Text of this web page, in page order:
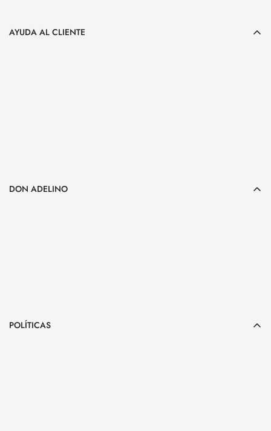
AYUDA AL CLIENTE
DON ADELINO
POLÍTICAS